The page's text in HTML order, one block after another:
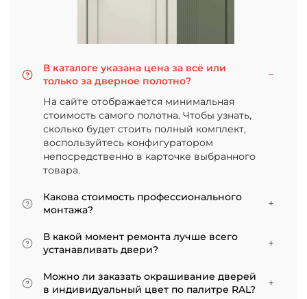
В каталоге указана цена за всё или
только за дверное полотно?
На сайте отображается минимальная
стоимость самого полотна. Чтобы узнать,
сколько будет стоить полный комплект,
воспользуйтесь конфигуратором
непосредственно в карточке выбранного
товара.
Какова стоимость профессионального
монтажа?
Итоговая сумма зависит от типа отделки
двери и габаритов проема. Минимальная
цена за установку стандартной двери с
покрытием «экошпон» начинается от 5000
рублей.
В какой момент ремонта лучше всего
устанавливать двери?
Мы советуем приступать к монтажу после
того, как уложено напольное покрытие. В
Можно ли заказать окрашивание дверей
в индивидуальный цвет по палитре RAL?